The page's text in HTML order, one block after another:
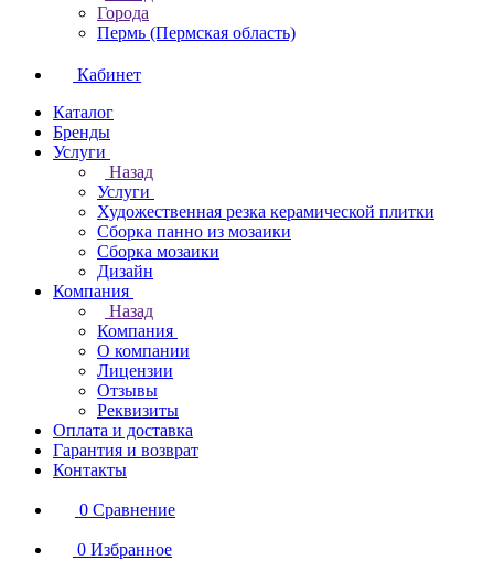
Города
Пермь (Пермская область)
Кабинет
Каталог
Бренды
Услуги
Назад
Услуги
Художественная резка керамической плитки
Сборка панно из мозаики
Сборка мозаики
Дизайн
Компания
Назад
Компания
О компании
Лицензии
Отзывы
Реквизиты
Оплата и доставка
Гарантия и возврат
Контакты
0 Сравнение
0 Избранное